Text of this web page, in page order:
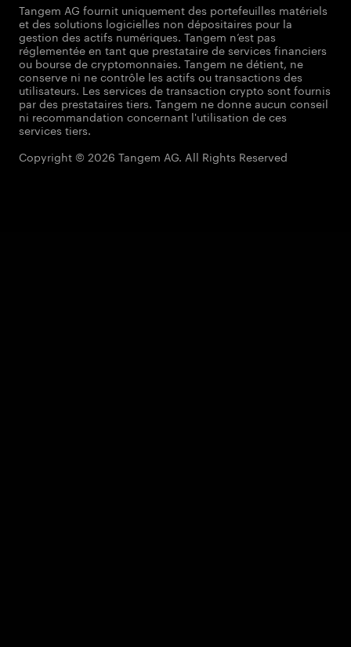
Tangem AG fournit uniquement des portefeuilles matériels
et des solutions logicielles non dépositaires pour la
gestion des actifs numériques. Tangem n’est pas
réglementée en tant que prestataire de services financiers
ou bourse de cryptomonnaies. Tangem ne détient, ne
conserve ni ne contrôle les actifs ou transactions des
utilisateurs. Les services de transaction crypto sont fournis
par des prestataires tiers. Tangem ne donne aucun conseil
ni recommandation concernant l'utilisation de ces
services tiers.